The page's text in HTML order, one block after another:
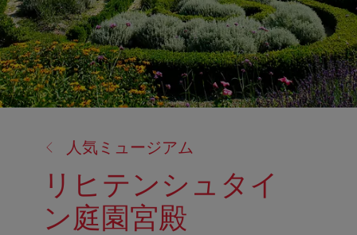
人気ミュージアム
リヒテンシュタイ
ン庭園宮殿